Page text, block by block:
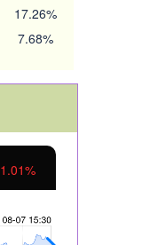
17.26%
7.68%
1.01%